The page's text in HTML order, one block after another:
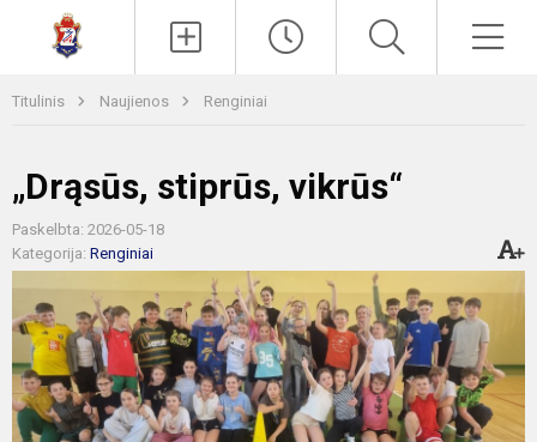
Titulinis Naujienos Renginiai
„Drąsūs, stiprūs, vikrūs“
Paskelbta: 2026-05-18
Kategorija: Renginiai